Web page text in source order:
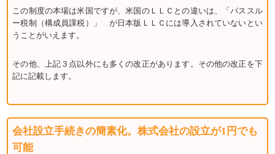
この制度の本場は米国ですが、米国のＬＬＣとの違いは、「パススル
ー税制（構成員課税）」 が日本版ＬＬＣには導入されていないとい
うことがいえます。
その他、上記３点以外にも多くの改正があります。その他の改正を下
記に記載します。
会社設立手続きの簡素化。株式会社の設立が1円でも
可能